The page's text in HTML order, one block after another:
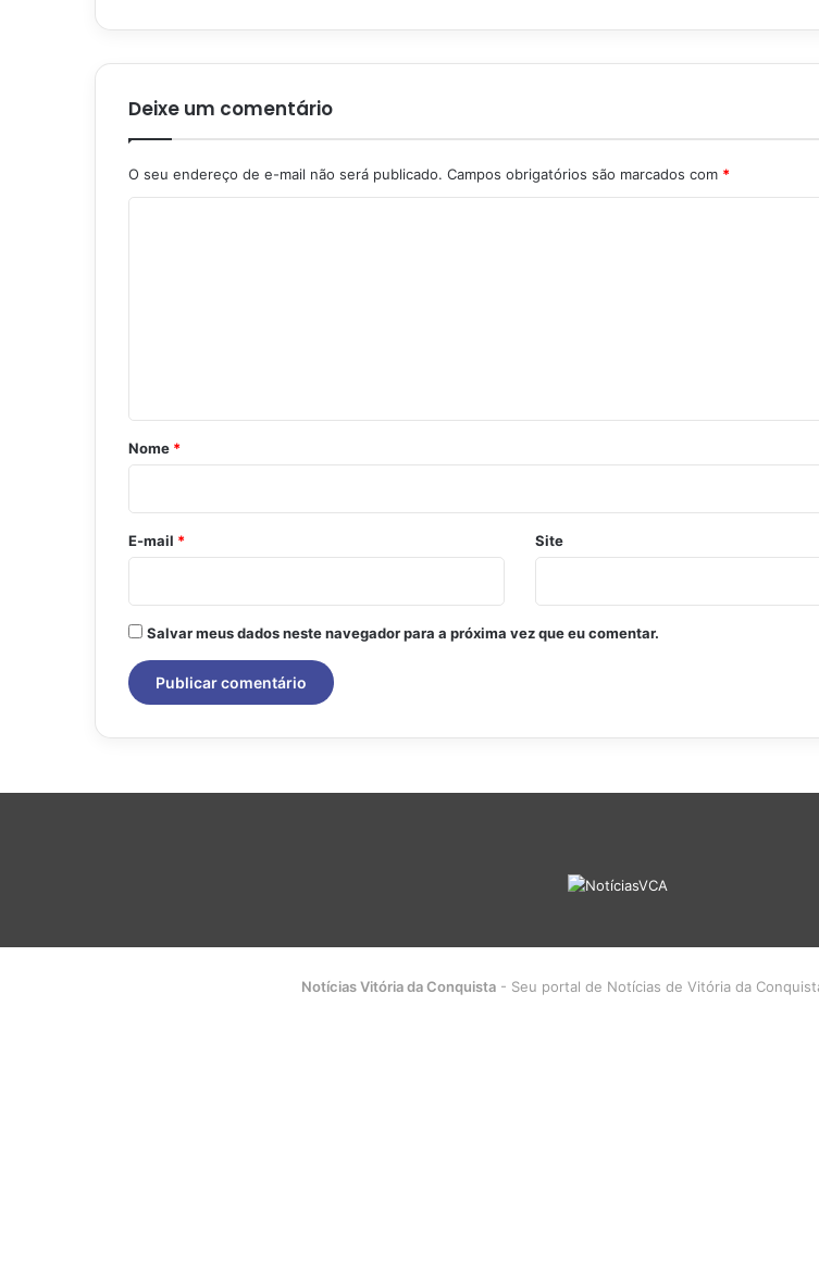
Deixe um comentário
O seu endereço de e-mail não será publicado. Campos obrigatórios são marcados com *
r
o
*
Nome *
E-mail * Site
Salvar meus dados neste navegador para a próxima vez que eu comentar.
Notícias Vitória da Conquista- Seu portal de Notícias de Vitória da